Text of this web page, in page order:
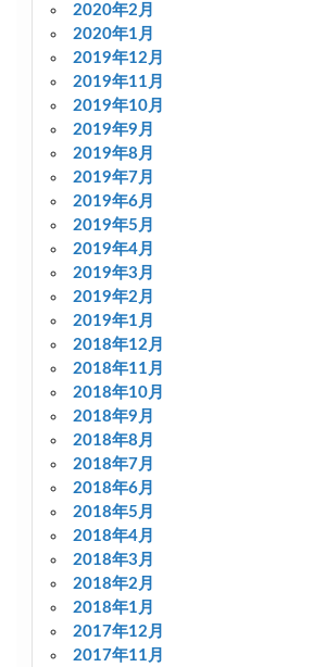
2020年2月
2020年1月
2019年12月
2019年11月
2019年10月
2019年9月
2019年8月
2019年7月
2019年6月
2019年5月
2019年4月
2019年3月
2019年2月
2019年1月
2018年12月
2018年11月
2018年10月
2018年9月
2018年8月
2018年7月
2018年6月
2018年5月
2018年4月
2018年3月
2018年2月
2018年1月
2017年12月
2017年11月